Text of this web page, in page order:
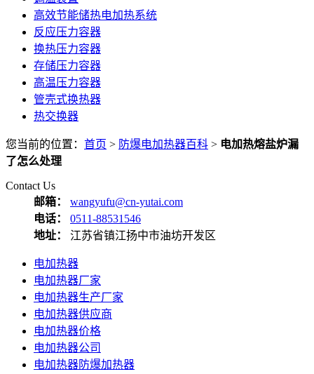
高效节能储热电加热系统
反应压力容器
换热压力容器
存储压力容器
高温压力容器
管壳式换热器
热交换器
您当前的位置： 首页 > 防爆电加热器百科 > 电加热熔盐炉漏
了怎么处理
Contact Us
邮箱：
wangyufu@cn-yutai.com
电话：
0511-88531546
地址：
江苏省镇江扬中市油坊开发区
电加热器
电加热器厂家
电加热器生产厂家
电加热器供应商
电加热器价格
电加热器公司
电加热器防爆加热器